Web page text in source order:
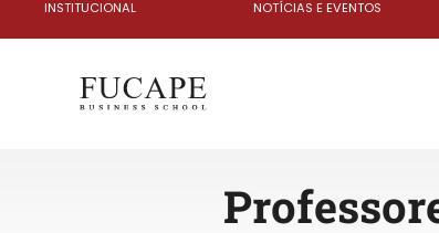
INSTITUCIONAL NOTÍCIAS E EVENTOS